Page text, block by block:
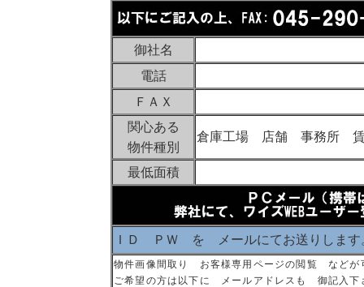
御社名
電話
ＦＡＸ
関心ある
物件種別
倉庫工場 店舗 事務所
最低面積
ＩＤ ＰＷ を メールにてお送りします
物件画像間取り お客様専用ページの閲覧 などが
ご希望の方は以下に メールアドレスも 御記入下